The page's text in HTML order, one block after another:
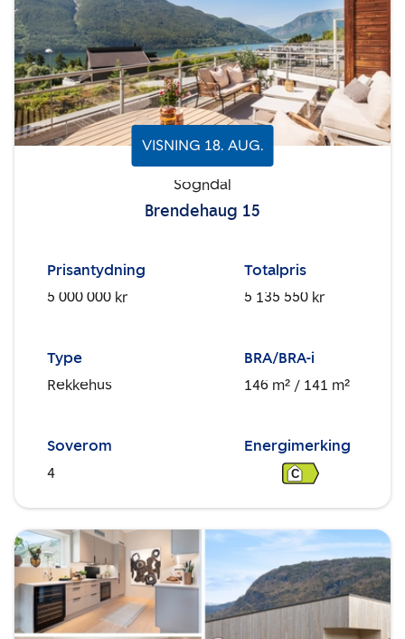
VISNING 18. AUG.
Sogndal
Brendehaug 15
Prisantydning
5 000 000 kr
Totalpris
5 135 550 kr
Type
Rekkehus
BRA/BRA-i
146 m² / 141 m²
Soverom
4
Energimerking
C